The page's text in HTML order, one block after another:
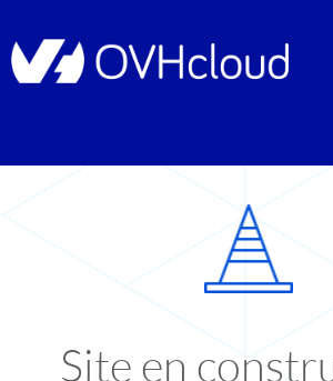
Site en